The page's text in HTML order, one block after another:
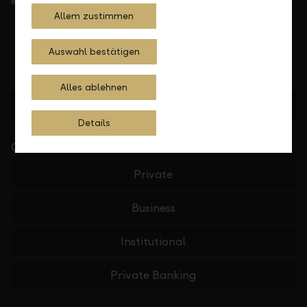
Quick Links
Private
Business
Institutional
Private Banking
Allem zustimmen
Auswahl bestätigen
Alles ablehnen
Details